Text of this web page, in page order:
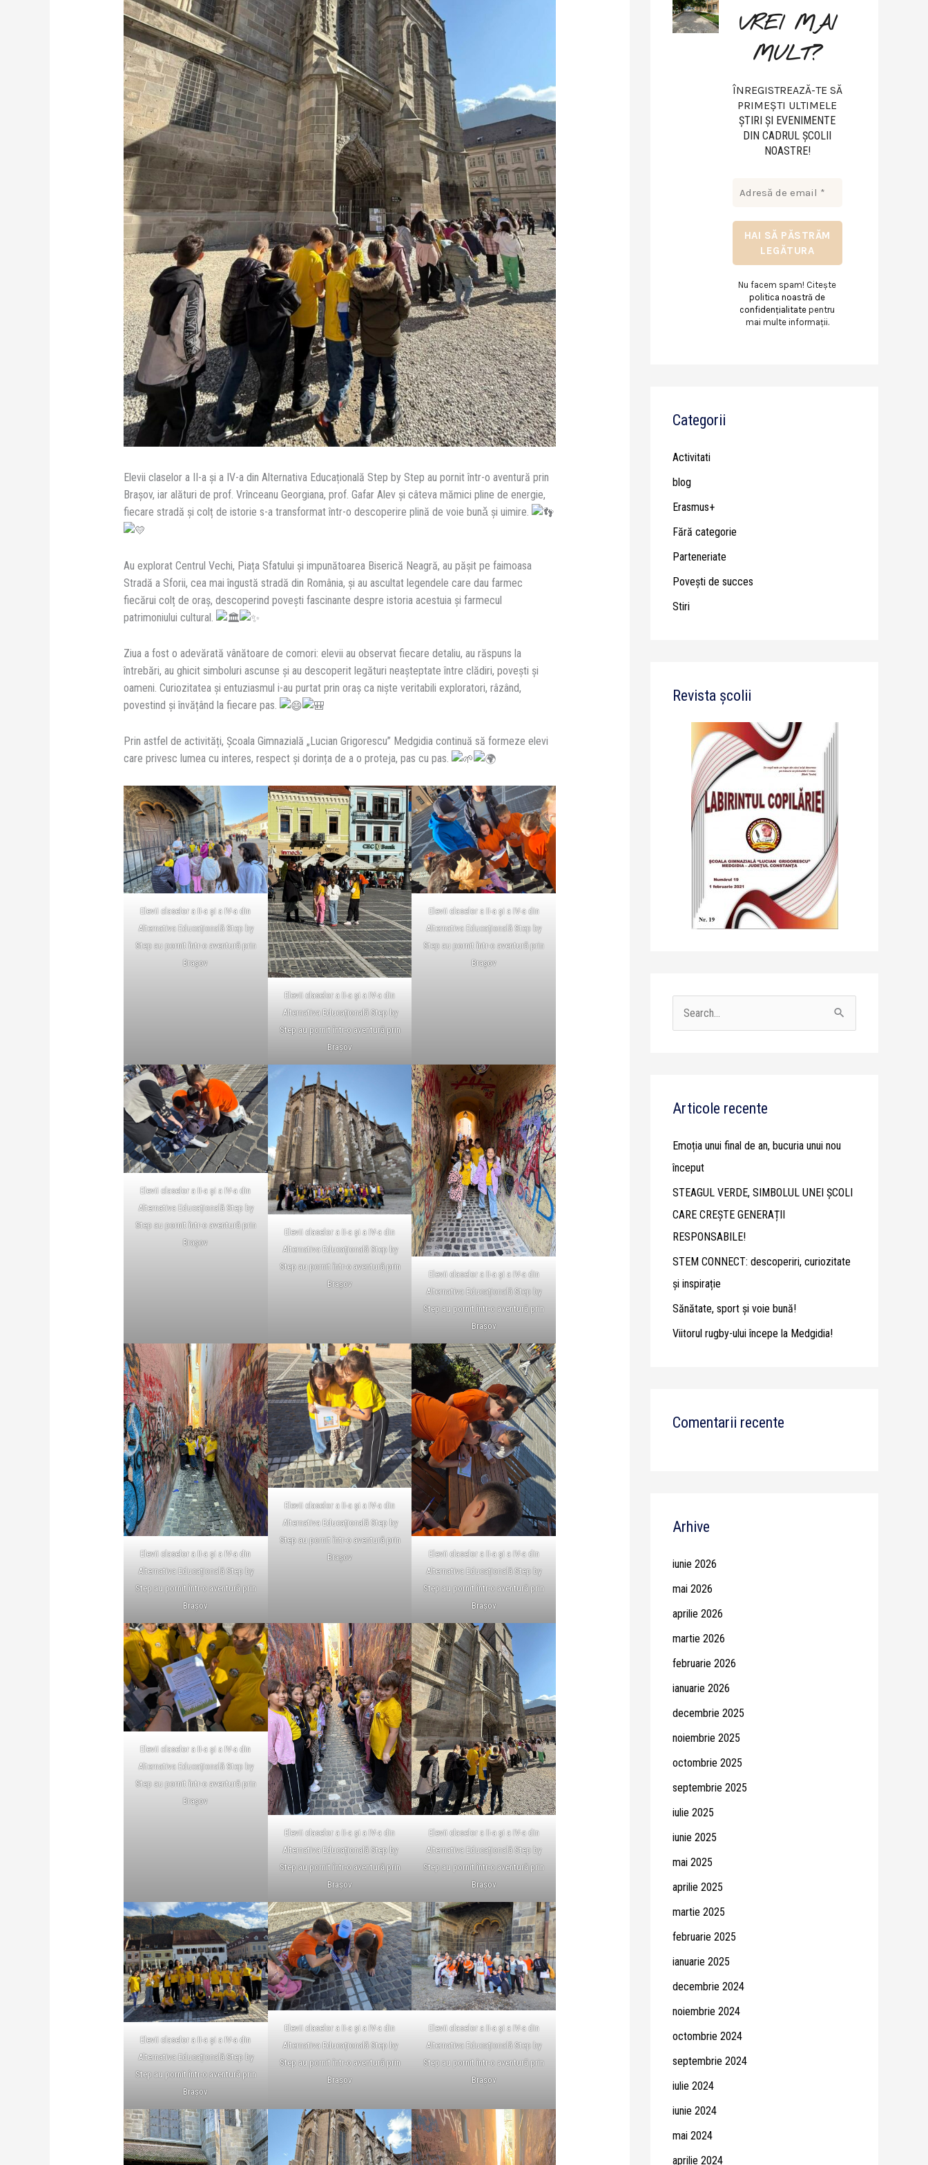
Elevii claselor a II-a și a IV-a din Alternativa Educațională Step by Step au pornit într-o aventură prin
Brașov, iar alături de prof. Vrînceanu Georgiana, prof. Gafar Alev și câteva mămici pline de energie,
fiecare stradă și colț de istorie s-a transformat într-o descoperire plină de voie bunǎ și uimire.
Au explorat Centrul Vechi, Piața Sfatului și impunătoarea Biserică Neagră, au pășit pe faimoasa
Stradă a Sforii, cea mai îngustă stradă din România, și au ascultat legendele care dau farmec
fiecărui colț de oraș, descoperind povești fascinante despre istoria acestuia și farmecul
patrimoniului cultural.
Ziua a fost o adevărată vânătoare de comori: elevii au observat fiecare detaliu, au răspuns la
întrebări, au ghicit simboluri ascunse și au descoperit legături neașteptate între clădiri, povești și
oameni. Curiozitatea și entuziasmul i-au purtat prin oraș ca niște veritabili exploratori, râzând,
povestind și învățând la fiecare pas.
Prin astfel de activități, Școala Gimnazială „Lucian Grigorescu” Medgidia continuă să formeze elevi
care privesc lumea cu interes, respect și dorința de a o proteja, pas cu pas.
Elevii claselor a II-a și a IV-a din
Alternativa Educațională Step by
Step au pornit într-o aventură prin
Brașov
Elevii claselor a II-a și a IV-a din
Alternativa Educațională Step by
Step au pornit într-o aventură prin
Brașov
Elevii claselor a II-a și a IV-a din
Alternativa Educațională Step by
Step au pornit într-o aventură prin
Brașov
Elevii claselor a II-a și a IV-a din
Alternativa Educațională Step by
Step au pornit într-o aventură prin
Brașov
Elevii claselor a II-a și a IV-a din
Alternativa Educațională Step by
Step au pornit într-o aventură prin
Brașov
Elevii claselor a II-a și a IV-a din
Alternativa Educațională Step by
Step au pornit într-o aventură prin
Brașov
Elevii claselor a II-a și a IV-a din
Alternativa Educațională Step by
Step au pornit într-o aventură prin
Brașov
Elevii claselor a II-a și a IV-a din
Alternativa Educațională Step by
Step au pornit într-o aventură prin
Brașov
Elevii claselor a II-a și a IV-a din
Alternativa Educațională Step by
Step au pornit într-o aventură prin
Brașov
Elevii claselor a II-a și a IV-a din
Alternativa Educațională Step by
Step au pornit într-o aventură prin
Brașov
Elevii claselor a II-a și a IV-a din
Alternativa Educațională Step by
Step au pornit într-o aventură prin
Brașov
Elevii claselor a II-a și a IV-a din
Alternativa Educațională Step by
Step au pornit într-o aventură prin
Brașov
Elevii claselor a II-a și a IV-a din
Alternativa Educațională Step by
Step au pornit într-o aventură prin
Brașov
Elevii claselor a II-a și a IV-a din
Alternativa Educațională Step by
Step au pornit într-o aventură prin
Brașov
Elevii claselor a II-a și a IV-a din
Alternativa Educațională Step by
Step au pornit într-o aventură prin
Brașov
VREI MAI
MULT?
ÎNREGISTREAZĂ-TE SĂ
PRIMEȘTI ULTIMELE
ŞTIRI ŞI EVENIMENTE
DIN CADRUL ŞCOLII
NOASTRE!
Nu facem spam! Citește
politica noastră de
confidențialitate pentru
mai multe informații.
Categorii
Activitati
blog
Erasmus+
Fără categorie
Parteneriate
Poveşti de succes
Stiri
Revista școlii
c
f
o
r
:
Articole recente
Emoția unui final de an, bucuria unui nou
început
STEAGUL VERDE, SIMBOLUL UNEI ȘCOLI
CARE CREȘTE GENERAȚII
RESPONSABILE!
STEM CONNECT: descoperiri, curiozitate
și inspirație
Sănătate, sport și voie bună!
Viitorul rugby-ului începe la Medgidia!
Comentarii recente
Arhive
iunie 2026
mai 2026
aprilie 2026
martie 2026
februarie 2026
ianuarie 2026
decembrie 2025
noiembrie 2025
octombrie 2025
septembrie 2025
iulie 2025
iunie 2025
mai 2025
aprilie 2025
martie 2025
februarie 2025
ianuarie 2025
decembrie 2024
noiembrie 2024
octombrie 2024
septembrie 2024
iulie 2024
iunie 2024
mai 2024
aprilie 2024